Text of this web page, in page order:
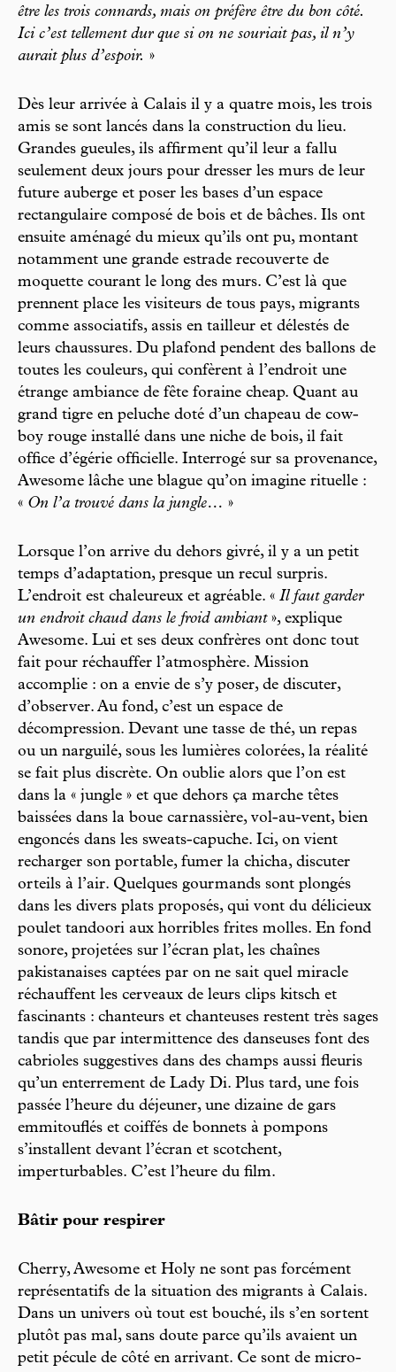
être les trois connards, mais on préfère être du bon côté.
Ici c’est tellement dur que si on ne souriait pas, il n’y
aurait plus d’espoir. »
Dès leur arrivée à Calais il y a quatre mois, les trois
amis se sont lancés dans la construction du lieu.
Grandes gueules, ils affirment qu’il leur a fallu
seulement deux jours pour dresser les murs de leur
future auberge et poser les bases d’un espace
rectangulaire composé de bois et de bâches. Ils ont
ensuite aménagé du mieux qu’ils ont pu, montant
notamment une grande estrade recouverte de
moquette courant le long des murs. C’est là que
prennent place les visiteurs de tous pays, migrants
comme associatifs, assis en tailleur et délestés de
leurs chaussures. Du plafond pendent des ballons de
toutes les couleurs, qui confèrent à l’endroit une
étrange ambiance de fête foraine cheap. Quant au
grand tigre en peluche doté d’un chapeau de cow-
boy rouge installé dans une niche de bois, il fait
office d’égérie officielle. Interrogé sur sa provenance,
Awesome lâche une blague qu’on imagine rituelle :
« On l’a trouvé dans la jungle… »
Lorsque l’on arrive du dehors givré, il y a un petit
temps d’adaptation, presque un recul surpris.
L’endroit est chaleureux et agréable. « Il faut garder
un endroit chaud dans le froid ambiant», explique
Awesome. Lui et ses deux confrères ont donc tout
fait pour réchauffer l’atmosphère. Mission
accomplie : on a envie de s’y poser, de discuter,
d’observer. Au fond, c’est un espace de
décompression. Devant une tasse de thé, un repas
ou un narguilé, sous les lumières colorées, la réalité
se fait plus discrète. On oublie alors que l’on est
dans la « jungle » et que dehors ça marche têtes
baissées dans la boue carnassière, vol-au-vent, bien
engoncés dans les sweats-capuche. Ici, on vient
recharger son portable, fumer la chicha, discuter
orteils à l’air. Quelques gourmands sont plongés
dans les divers plats proposés, qui vont du délicieux
poulet tandoori aux horribles frites molles. En fond
sonore, projetées sur l’écran plat, les chaînes
pakistanaises captées par on ne sait quel miracle
réchauffent les cerveaux de leurs clips kitsch et
fascinants : chanteurs et chanteuses restent très sages
tandis que par intermittence des danseuses font des
cabrioles suggestives dans des champs aussi fleuris
qu’un enterrement de Lady Di. Plus tard, une fois
passée l’heure du déjeuner, une dizaine de gars
emmitouflés et coiffés de bonnets à pompons
s’installent devant l’écran et scotchent,
imperturbables. C’est l’heure du film.
Bâtir pour respirer
Cherry, Awesome et Holy ne sont pas forcément
représentatifs de la situation des migrants à Calais.
Dans un univers où tout est bouché, ils s’en sortent
plutôt pas mal, sans doute parce qu’ils avaient un
petit pécule de côté en arrivant. Ce sont de micro-